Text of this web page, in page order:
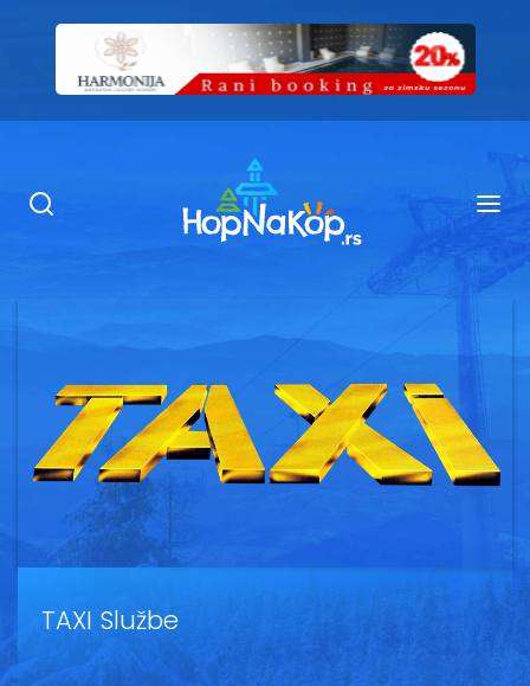
Ugostiteljstvo
Kop Info
Ski info
Ski škole
TAXI Službe